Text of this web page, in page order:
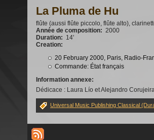
La Pluma de Hu
flûte (aussi flûte piccolo, flûte alto),
Année de composition: 2000
Duration: 14'
Creation:
20 February 2000, Paris, Radio-
Commande: État français
Information annexe:
Dédicace : Laura Lío et Alejandro Corujeira
Universal Music Publishing Classical